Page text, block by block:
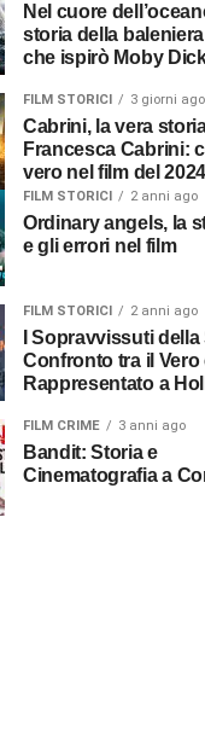
Nel cuore dell’oceano: la vera
storia della
che ispirò Moby
FILM STORICI 3 giorni ago
Cabrini, la vera storia di Santa
Francesca Cabrini:
vero nel film del 2024
FILM STORICI 2 anni ago
Ordinary angels, la storia vera
e gli errori nel film
FILM STORICI 2 anni ago
Confronto tra il Vero
Rappresentato a
FILM CRIME 3 anni ago
Bandit: Storia e
Cinematografia a